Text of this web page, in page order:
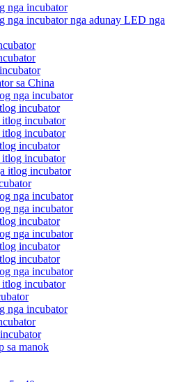
nga incubator
nga incubator nga adunay LED nga
sa China
nga incubator
incubator
itlog incubator
itlog incubator
incubator
itlog incubator
itlog incubator
nga incubator
nga incubator
incubator
nga incubator
incubator
incubator
nga incubator
itlog incubator
nga incubator
sa manok